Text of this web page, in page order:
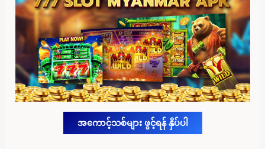
အကောင့်သစ်များ ဖွင့်ရန် နှိပ်ပါ